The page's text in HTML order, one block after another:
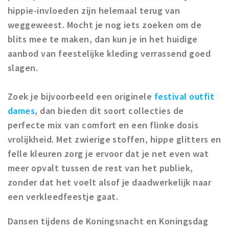
hippie-invloeden zijn helemaal terug van
weggeweest. Mocht je nog iets zoeken om de
blits mee te maken, dan kun je in het huidige
aanbod van feestelijke kleding verrassend goed
slagen.
Zoek je bijvoorbeeld een originele festival outfit
dames, dan bieden dit soort collecties de
perfecte mix van comfort en een flinke dosis
vrolijkheid. Met zwierige stoffen, hippe glitters en
felle kleuren zorg je ervoor dat je net even wat
meer opvalt tussen de rest van het publiek,
zonder dat het voelt alsof je daadwerkelijk naar
een verkleedfeestje gaat.
Dansen tijdens de Koningsnacht en Koningsdag